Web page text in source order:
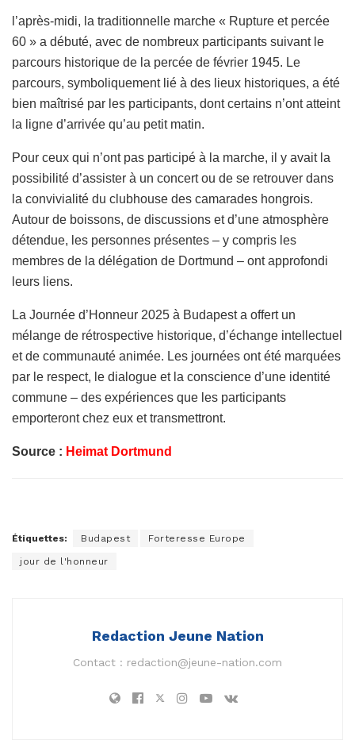
l’après-midi, la traditionnelle marche « Rupture et percée
60 » a débuté, avec de nombreux participants suivant le
parcours historique de la percée de février 1945. Le
parcours, symboliquement lié à des lieux historiques, a été
bien maîtrisé par les participants, dont certains n’ont atteint
la ligne d’arrivée qu’au petit matin.
Pour ceux qui n’ont pas participé à la marche, il y avait la
possibilité d’assister à un concert ou de se retrouver dans
la convivialité du clubhouse des camarades hongrois.
Autour de boissons, de discussions et d’une atmosphère
détendue, les personnes présentes – y compris les
membres de la délégation de Dortmund – ont approfondi
leurs liens.
La Journée d’Honneur 2025 à Budapest a offert un
mélange de rétrospective historique, d’échange intellectuel
et de communauté animée. Les journées ont été marquées
par le respect, le dialogue et la conscience d’une identité
commune – des expériences que les participants
emporteront chez eux et transmettront.
Source : Heimat Dortmund
Étiquettes: Budapest Forteresse Europe
jour de l'honneur
Redaction Jeune Nation
Contact : redaction@jeune-nation.com